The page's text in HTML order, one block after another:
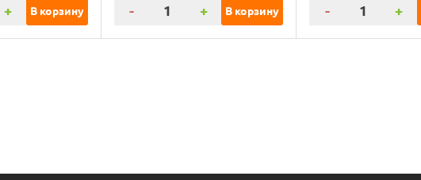
+ В корзину - + В корзину - +